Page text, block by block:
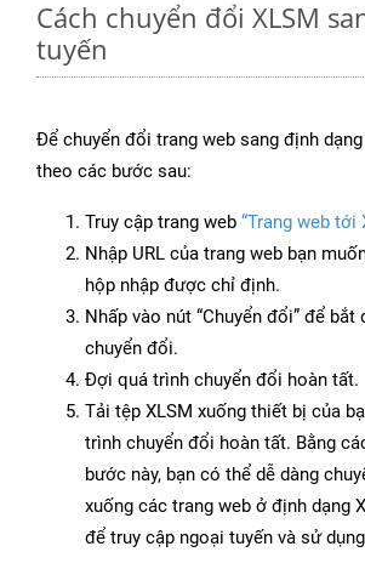
Cách chuyển đổi XLSM
tuyến
Để chuyển đổi trang web sang định
theo các bước sau:
Truy cập trang web “Trang web tới
Nhập URL của trang web bạn
hộp nhập được chỉ định.
Nhấp vào nút “Chuyển đổi” để bắt
chuyển đổi.
Đợi quá trình chuyển đổi hoàn tất.
Tải tệp XLSM xuống thiết bị của
trình chuyển đổi hoàn tất. Bằng
bước này, bạn có thể dễ dàng
xuống các trang web ở định dạng
để truy cập ngoại tuyến và sử